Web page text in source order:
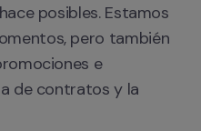
posibles. Estamos
pero también
e
de contratos y la